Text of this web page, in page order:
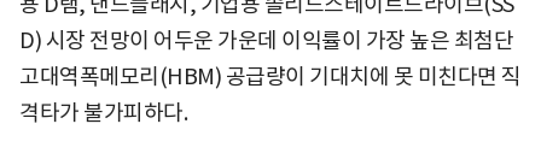
D) 시장 전망이 어두운 가운데 이익률이 가장 높은 최첨단
고대역폭메모리(HBM) 공급량이 기대치에 못 미친다면 직
격타가 불가피하다.